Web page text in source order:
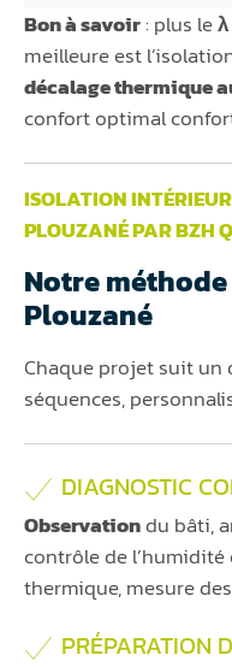
Bon à savoir: plus leλ
meilleure est
décalage thermique
confort optimal
ISOLATION
PLOUZANÉ PAR BZH
Notre
Plouzané
Chaque projet suit
séquences,
DIAGNOSTIC
Observationdu bâti,
contrôle de
thermique, mesure
PRÉPARATION